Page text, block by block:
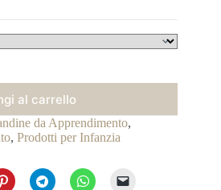
al carrello
da Apprendimento,
, Prodotti per Infanzia